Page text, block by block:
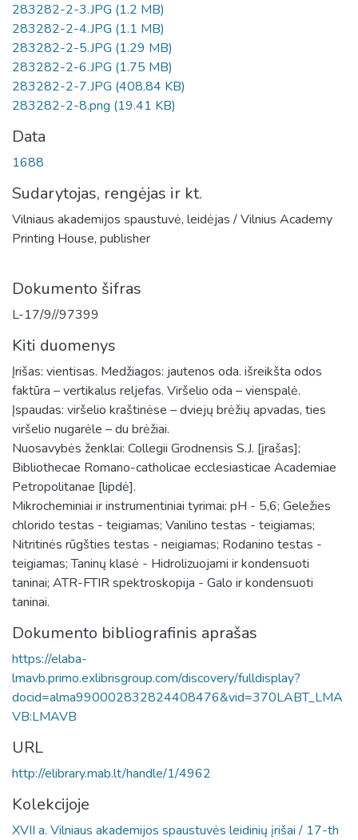
283282-2-3.JPG (1.2 MB)
283282-2-4.JPG (1.1 MB)
283282-2-5.JPG (1.29 MB)
283282-2-6.JPG (1.75 MB)
283282-2-7.JPG (408.84 KB)
283282-2-8.png (19.41 KB)
Data
1688
Sudarytojas, rengėjas ir kt.
Vilniaus akademijos spaustuvė, leidėjas / Vilnius Academy
Printing House, publisher
Dokumento šifras
L-17/9//97399
Kiti duomenys
Įrišas: vientisas. Medžiagos: jautenos oda. išreikšta odos
faktūra – vertikalus reljefas. Viršelio oda – vienspalė.
Įspaudas: viršelio kraštinėse – dviejų brėžių apvadas, ties
viršelio nugarėle – du brėžiai.
Nuosavybės ženklai: Collegii Grodnensis S.J. [įrašas];
Bibliothecae Romano-catholicae ecclesiasticae Academiae
Petropolitanae [lipdė].
Mikrocheminiai ir instrumentiniai tyrimai: pH - 5,6; Geležies
chlorido testas - teigiamas; Vanilino testas - teigiamas;
Nitritinės rūgšties testas - neigiamas; Rodanino testas -
teigiamas; Taninų klasė - Hidrolizuojami ir kondensuoti
taninai; ATR-FTIR spektroskopija - Galo ir kondensuoti
taninai.
Dokumento bibliografinis aprašas
https://elaba-
lmavb.primo.exlibrisgroup.com/discovery/fulldisplay?
docid=alma990002832824408476&vid=370LABT_LMA
VB:LMAVB
URL
http://elibrary.mab.lt/handle/1/4962
Kolekcijoje
XVII a. Vilniaus akademijos spaustuvės leidinių įrišai / 17-th